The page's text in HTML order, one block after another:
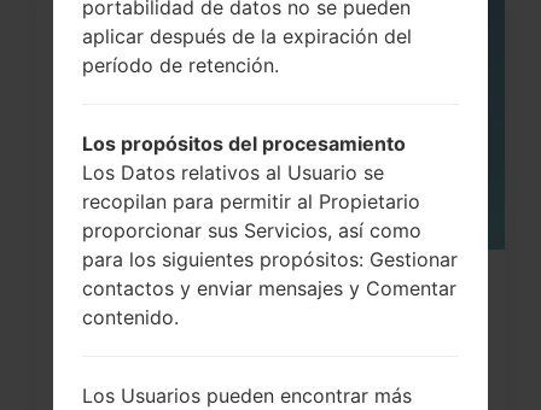
¿Cómo restablecer datos de fábrica
a través del menú...
portabilidad de datos no se pueden
aplicar después de la expiración del
período de retención.
Los propósitos del procesamiento
Los Datos relativos al Usuario se
recopilan para permitir al Propietario
proporcionar sus Servicios, así como
para los siguientes propósitos: Gestionar
contactos y enviar mensajes y Comentar
contenido.
Los Usuarios pueden encontrar más